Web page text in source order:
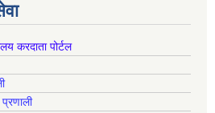
करदाता पोर्टल